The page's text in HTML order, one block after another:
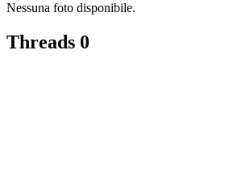
Nessuna foto disponibile.
Threads 0